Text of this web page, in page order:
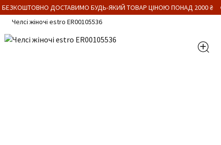
ДОСТАВИМО БУДЬ-ЯКИЙ ТОВАР ЦІНОЮ ПОНАД 2000 ₴
Челсі жіночі estro ER00105536